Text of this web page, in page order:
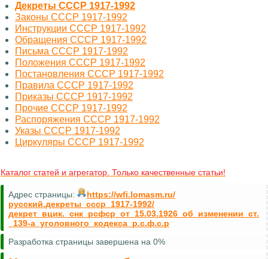
Декреты СССР 1917-1992
Законы СССР 1917-1992
Инструкции СССР 1917-1992
Обращения СССР 1917-1992
Письма СССР 1917-1992
Положения СССР 1917-1992
Постановления СССР 1917-1992
Правила СССР 1917-1992
Приказы СССР 1917-1992
Прочие СССР 1917-1992
Распоряжения СССР 1917-1992
Указы СССР 1917-1992
Циркуляры СССР 1917-1992
Каталог статей и агрегатор. Только качественные статьи!
Адрес страницы:
https://wfi.lomasm.ru/
русский.декреты_ссср_1917-1992/
декрет_вцик._снк_рсфср_от_15.03.1926_об_изменении_ст.
_139-а_уголовного_кодекса_р.с.ф.с.р
Разработка страницы завершена на 0%